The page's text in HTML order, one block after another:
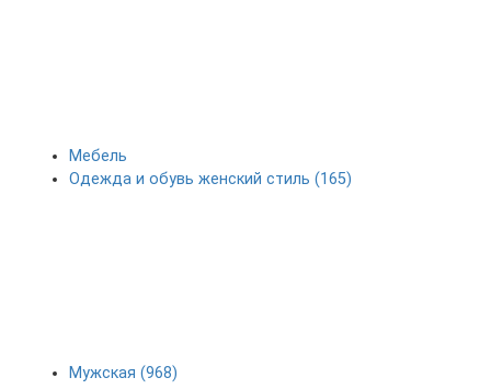
Мебель
Одежда и обувь женский стиль (165)
Мужская (968)